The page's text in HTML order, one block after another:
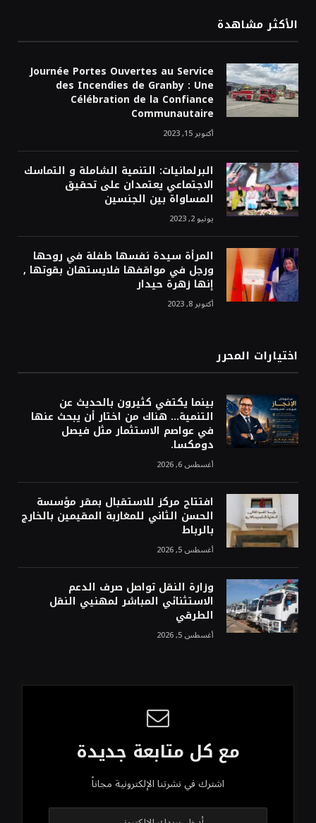
الأكثر مشاهدة
Journée Portes Ouvertes au Service
des Incendies de Granby : Une
Célébration de la Confiance
Communautaire
أكتوبر 15, 2023
البرلمانيات: التنمية الشاملة و التماسك
الاجتماعي يعتمدان على تحقيق
المساواة بين الجنسين
يونيو 2, 2023
المرأة سيدة نفسها طفلة في روحها
ورجل في مواقفها فلايستهان بقوتها ,
إنها زهرة حيدار
أكتوبر 8, 2023
اختيارات المحرر
بينما يكتفي كثيرون بالحديث عن
التنمية… هناك من اختار أن يبحث عنها
في عواصم الاستثمار مثل فيصل
دومكسا.
أغسطس 6, 2026
افتتاح مركز للاستقبال بمقر مؤسسة
الحسن الثاني للمغاربة المقيمين بالخارج
بالرباط
أغسطس 5, 2026
وزارة النقل تواصل صرف الدعم
الاستثنائي المباشر لمهنيي النقل
الطرقي
أغسطس 5, 2026
مع كل متابعة جديدة
اشترك في نشرتنا الإلكترونية مجاناً